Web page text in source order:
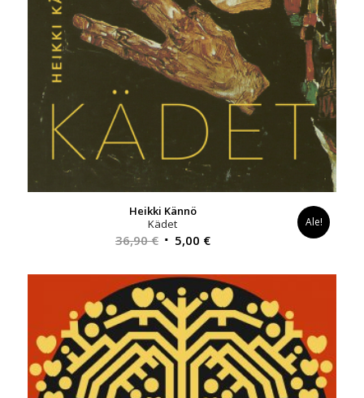
Heikki Kännö
Kädet
36,90€ Alkuperäinen
oli:
36,90 €.
5,00 €Nykyinen
on:
5,00 €.
Ale!